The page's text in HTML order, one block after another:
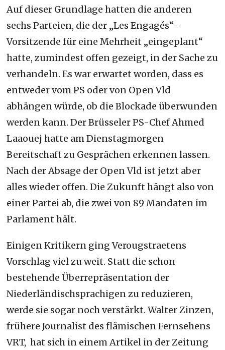
Auf dieser Grundlage hatten die anderen
sechs Parteien, die der „Les Engagés“-
Vorsitzende für eine Mehrheit „eingeplant“
hatte, zumindest offen gezeigt, in der Sache zu
verhandeln. Es war erwartet worden, dass es
entweder vom PS oder von Open Vld
abhängen würde, ob die Blockade überwunden
werden kann. Der Brüsseler PS-Chef Ahmed
Laaouej hatte am Dienstagmorgen
Bereitschaft zu Gesprächen erkennen lassen.
Nach der Absage der Open Vld ist jetzt aber
alles wieder offen. Die Zukunft hängt also von
einer Partei ab, die zwei von 89 Mandaten im
Parlament hält.
Einigen Kritikern ging Verougstraetens
Vorschlag viel zu weit. Statt die schon
bestehende Überrepräsentation der
Niederländischsprachigen zu reduzieren,
werde sie sogar noch verstärkt. Walter Zinzen,
frühere Journalist des flämischen Fernsehens
VRT, hat sich in einem Artikel in der Zeitung